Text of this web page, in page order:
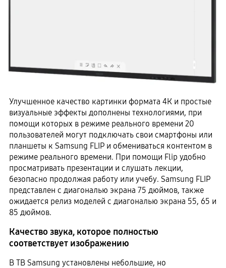
Улучшенное качество картинки формата 4К и простые
визуальные эффекты дополнены технологиями, при
помощи которых в режиме реального времени 20
пользователей могут подключать свои смартфоны или
планшеты к Samsung FLIP и обмениваться контентом в
режиме реального времени. При помощи Flip удобно
просматривать презентации и слушать лекции,
безопасно продолжая работу или учебу. Samsung FLIP
представлен с диагональю экрана 75 дюймов, также
ожидается релиз моделей с диагональю экрана 55, 65 и
85 дюймов.
Качество звука, которое полностью
соответствует изображению
В ТВ Samsung установлены небольшие, но